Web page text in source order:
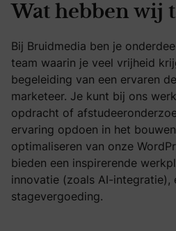
Wat hebben wij
Bij Bruidmedia ben je
team waarin je veel vrijheid
begeleiding van een ervaren
marketeer. Je kunt bij ons
opdracht of
ervaring opdoen in het
optimaliseren van onze
bieden een inspirerende
innovatie (zoals AI-integratie),
stagevergoeding.